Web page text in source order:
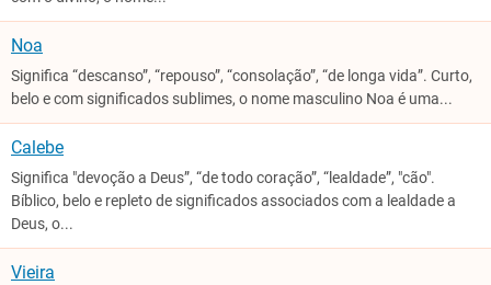
Noa
Significa “descanso”, “repouso”, “consolação”, “de longa vida”. Curto,
belo e com significados sublimes, o nome masculino Noa é uma...
Calebe
Significa "devoção a Deus”, “de todo coração”, “lealdade”, "cão".
Bíblico, belo e repleto de significados associados com a lealdade a
Deus, o...
Vieira